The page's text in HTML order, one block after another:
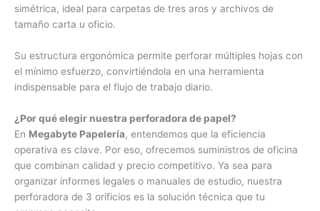
simétrica, ideal para carpetas de tres aros y archivos de
tamaño carta u oficio.
Su estructura ergonómica permite perforar múltiples hojas con
el mínimo esfuerzo, convirtiéndola en una herramienta
indispensable para el flujo de trabajo diario.
¿Por qué elegir nuestra perforadora de papel?
En Megabyte Papelería, entendemos que la eficiencia
operativa es clave. Por eso, ofrecemos suministros de oficina
que combinan calidad y precio competitivo. Ya sea para
organizar informes legales o manuales de estudio, nuestra
perforadora de 3 orificios es la solución técnica que tu